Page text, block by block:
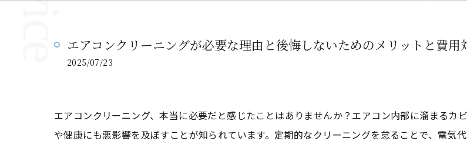
エアコンクリーニングが必要な理由と後悔しないためのメリットと費用
2025/07/23
エアコンクリーニング、本当に必要だと感じたことはありませんか？エアコン内部に溜まる
や健康にも悪影響を及ぼすことが知られています。定期的なクリーニングを怠ることで、電気